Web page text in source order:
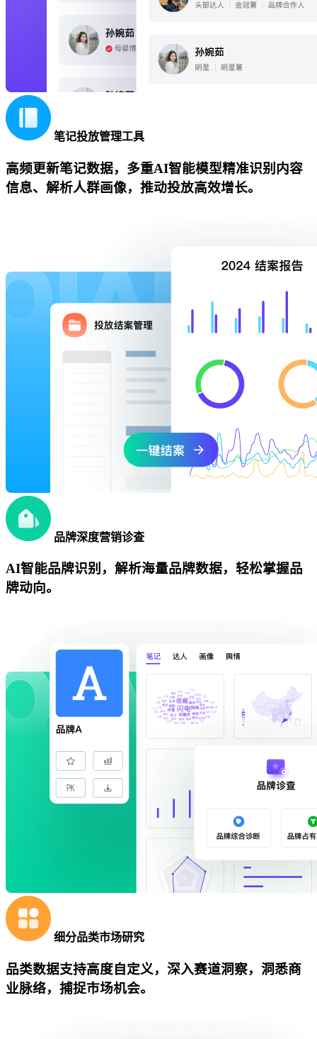
笔记投放管理工具
高频更新笔记数据，多重AI智能模型精准识别内容
信息、解析人群画像，推动投放高效增长。
品牌深度营销诊查
AI智能品牌识别，解析海量品牌数据，轻松掌握品
牌动向。
细分品类市场研究
品类数据支持高度自定义，深入赛道洞察，洞悉商
业脉络，捕捉市场机会。